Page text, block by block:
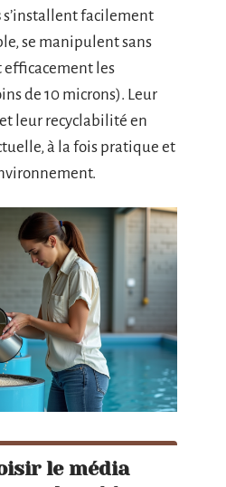
s’installent facilement
se manipulent sans
les
de 10 microns). Leur
leur recyclabilité en
à la fois pratique et
le média